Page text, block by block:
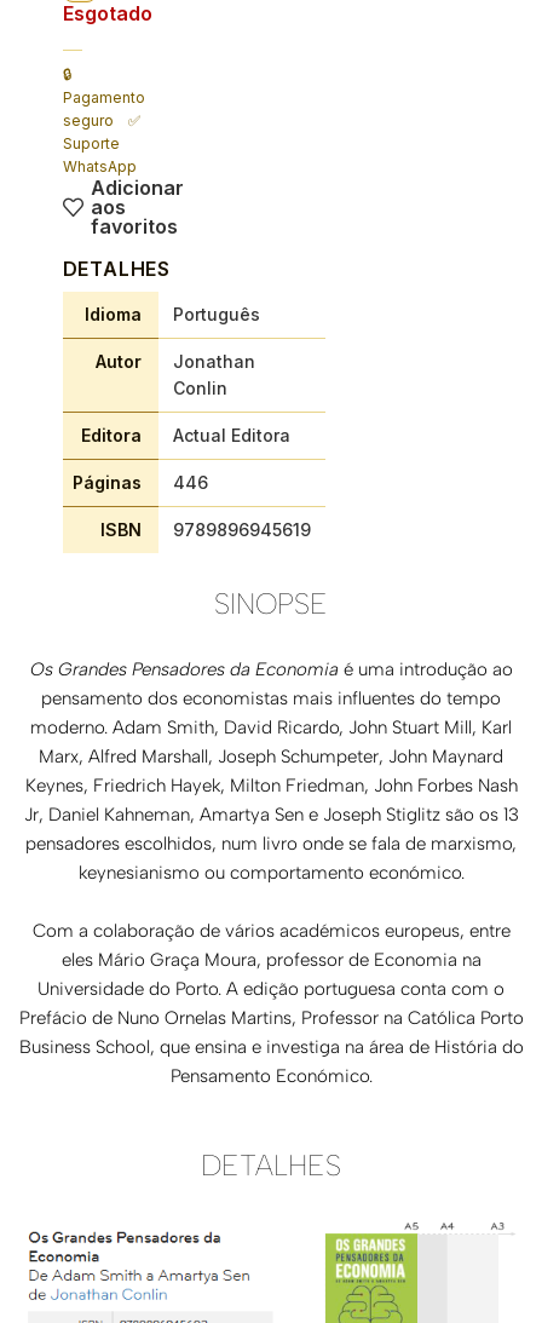
Esgotado
🔒
Pagamento
seguro ✅
Suporte
WhatsApp
Adicionar
aos
favoritos
DETALHES
Idioma Português
Autor
Jonathan
Conlin
Editora Actual Editora
Páginas 446
ISBN 9789896945619
SINOPSE
Os Grandes Pensadores da Economiaé uma introdução ao
pensamento dos economistas mais influentes do tempo
moderno. Adam Smith, David Ricardo, John Stuart Mill, Karl
Marx, Alfred Marshall, Joseph Schumpeter, John Maynard
Keynes, Friedrich Hayek, Milton Friedman, John Forbes Nash
Jr, Daniel Kahneman, Amartya Sen e Joseph Stiglitz são os 13
pensadores escolhidos, num livro onde se fala de marxismo,
keynesianismo ou comportamento económico.
Com a colaboração de vários académicos europeus, entre
eles Mário Graça Moura, professor de Economia na
Universidade do Porto. A edição portuguesa conta com o
Prefácio de Nuno Ornelas Martins, Professor na Católica Porto
Business School, que ensina e investiga na área de História do
Pensamento Económico.
DETALHES